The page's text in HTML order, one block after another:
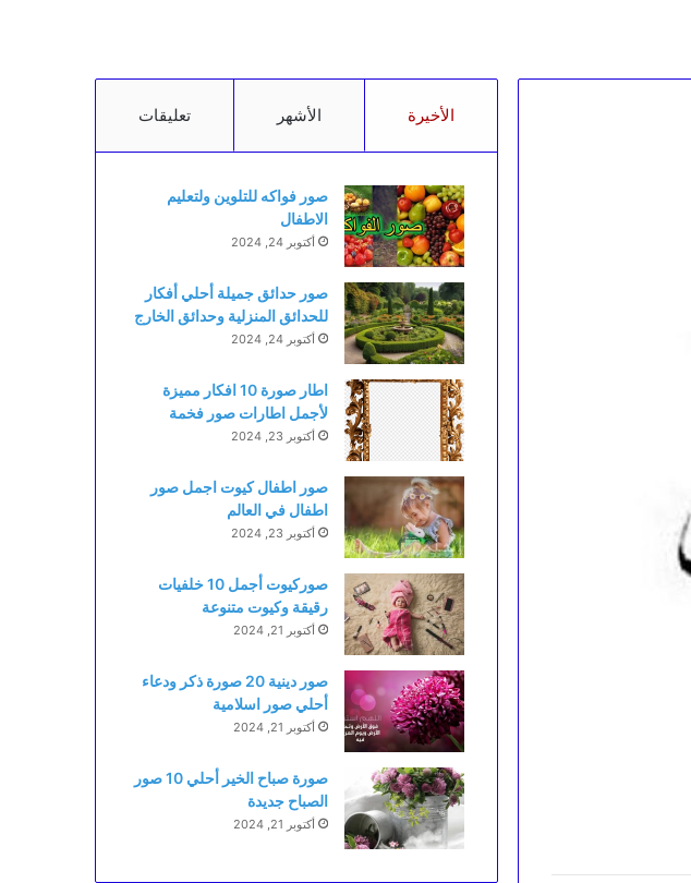
الأخيرة الأشهر تعليقات
صور فواكه للتلوين ولتعليم
الاطفال
أكتوبر 24, 2024
صور حدائق جميلة أحلي أفكار
للحدائق المنزلية وحدائق الخارج
أكتوبر 24, 2024
اطار صورة 10 افكار مميزة
لأجمل اطارات صور فخمة
أكتوبر 23, 2024
صور اطفال كيوت اجمل صور
اطفال في العالم
أكتوبر 23, 2024
صوركيوت أجمل 10 خلفيات
رقيقة وكيوت متنوعة
أكتوبر 21, 2024
صور دينية 20 صورة ذكر ودعاء
أحلي صور اسلامية
أكتوبر 21, 2024
صورة صباح الخير أحلي 10 صور
الصباح جديدة
أكتوبر 21, 2024